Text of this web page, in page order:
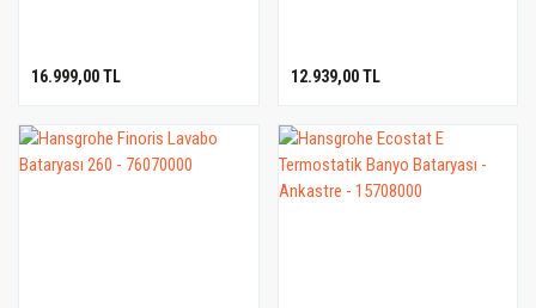
16.999,00 TL 12.939,00 TL